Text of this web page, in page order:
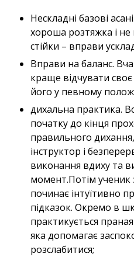
Нескладні базові
хороша розтяжка і
стійки – вправи
Вправи на баланс.
краще відчувати
його у певному
дихальна практика.
початку до кінця
правильного
інструктор і
виконання вдиху та
момент.Потім ученик
починає інтуїтивно
підказок. Окремо в
практикується
яка допомагає
розслабитися;